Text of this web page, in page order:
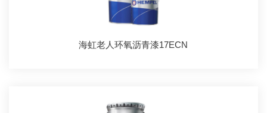
海虹老人环氧沥青漆17ECN